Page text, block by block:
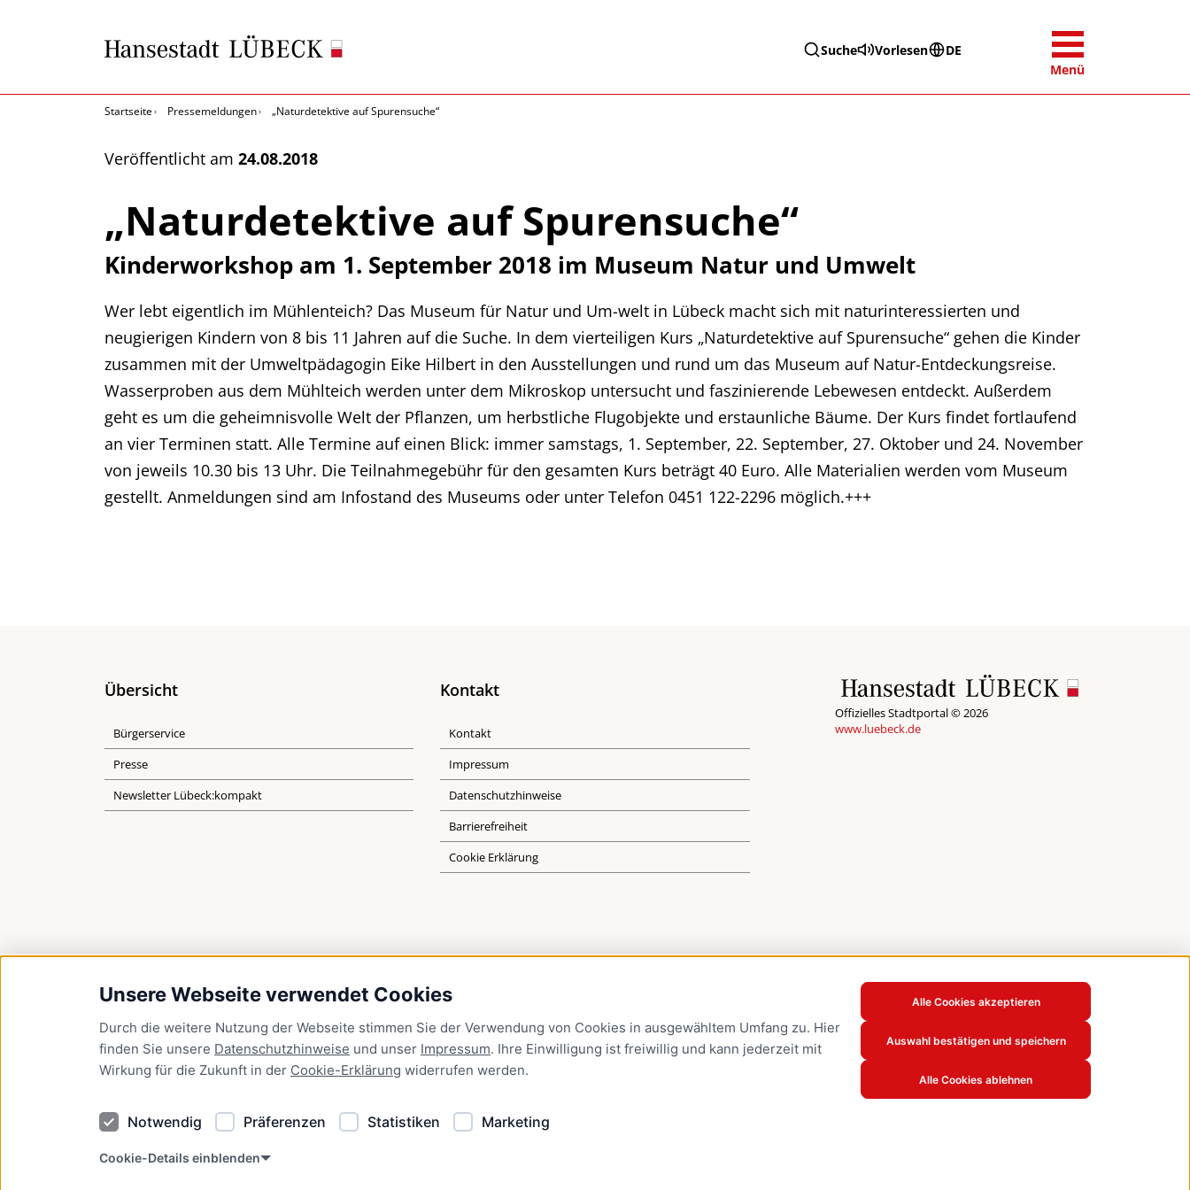
Unsere Webseite verwendet Cookies
Durch die weitere Nutzung der Webseite stimmen Sie der Verwendung von Cookies in ausgewähltem Umfang zu. Hier
finden Sie unsere Datenschutzhinweise und unser Impressum. Ihre Einwilligung ist freiwillig und kann jederzeit mit
Wirkung für die Zukunft in der Cookie-Erklärung widerrufen werden.
Notwendig Präferenzen Statistiken Marketing
Cookie-Details einblenden
Alle Cookies akzeptieren
Auswahl bestätigen und speichern
Alle Cookies ablehnen
Suche Vorlesen
DE
Menü
Startseite Pressemeldungen „Naturdetektive auf Spurensuche“
Veröffentlicht am 24.08.2018
„Naturdetektive auf Spurensuche“
Kinderworkshop am 1. September 2018 im Museum Natur und Umwelt
Wer lebt eigentlich im Mühlenteich? Das Museum für Natur und Um-welt in Lübeck macht sich mit naturinteressierten und
neugierigen Kindern von 8 bis 11 Jahren auf die Suche. In dem vierteiligen Kurs „Naturdetektive auf Spurensuche“ gehen die Kinder
zusammen mit der Umweltpädagogin Eike Hilbert in den Ausstellungen und rund um das Museum auf Natur-Entdeckungsreise.
Wasserproben aus dem Mühlteich werden unter dem Mikroskop untersucht und faszinierende Lebewesen entdeckt. Außerdem
geht es um die geheimnisvolle Welt der Pflanzen, um herbstliche Flugobjekte und erstaunliche Bäume. Der Kurs findet fortlaufend
an vier Terminen statt. Alle Termine auf einen Blick: immer samstags, 1. September, 22. September, 27. Oktober und 24. November
von jeweils 10.30 bis 13 Uhr. Die Teilnahmegebühr für den gesamten Kurs beträgt 40 Euro. Alle Materialien werden vom Museum
gestellt. Anmeldungen sind am Infostand des Museums oder unter Telefon 0451 122-2296 möglich.+++
Übersicht
Bürgerservice
Presse
Newsletter Lübeck:kompakt
Kontakt
Kontakt
Impressum
Datenschutzhinweise
Barrierefreiheit
Cookie Erklärung
Offizielles Stadtportal © 2026
www.luebeck.de